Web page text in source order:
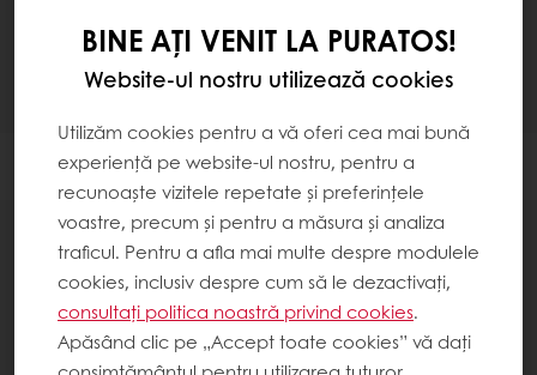
Filtrare
Amelioratori pentru panificație
BINE AȚI VENIT LA PURATOS!
Website-ul nostru utilizează cookies
Utilizăm cookies pentru a vă oferi cea mai bună
experiență pe website-ul nostru, pentru a
recunoaște vizitele repetate și preferințele
voastre, precum și pentru a măsura și analiza
traficul. Pentru a afla mai multe despre modulele
cookies, inclusiv despre cum să le dezactivați,
consultați politica noastră privind cookies.
Apăsând clic pe „Accept toate cookies” vă dați